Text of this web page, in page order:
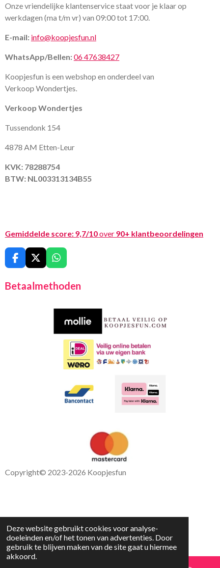
Deze website gebruikt cookies voor analyse-
doeleinden en/of het tonen van advertenties. Door
gebruik te blijven maken van de site gaat u hiermee
akkoord.
Onze vriendelijke klantenservice staat voor je klaar op
werkdagen (ma t/m vr) van 09:00 tot 17:00.
E-mail: info@koopjesfun.nl
WhatsApp/Bellen:06 47638427
Koopjesfun is een webshop en onderdeel van
Verkoop Wondertjes.
Verkoop Wondertjes
Tussendonk 154
4878 AM Etten-Leur
KVK: 78288754
BTW: NL003313134B55
Gemiddelde score: 9,7/10over 90+ klantbeoordelingen
F
a
c
e
X
W
h
t
A
Betaalmethoden
Copyright© 2023-2026 Koopjesfun